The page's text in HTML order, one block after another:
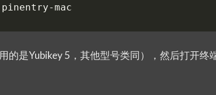
的是Yubikey 5，其他型号类同），然后打开终